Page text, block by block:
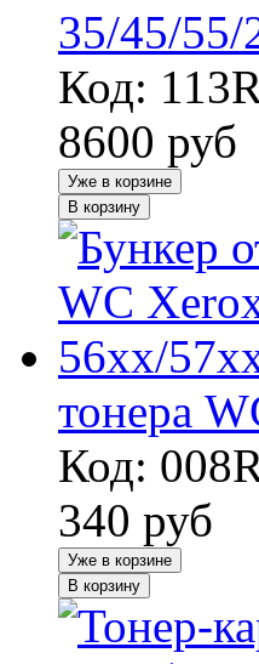
35/45/55/
Код:
8600 руб
Уже в корзине
В корзину
тонера
Код:
340 руб
Уже в корзине
В корзину